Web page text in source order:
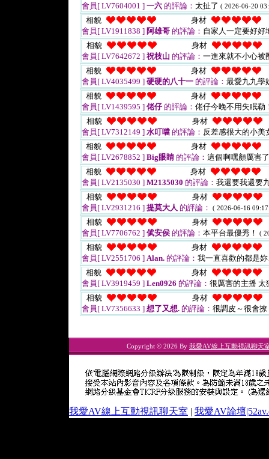
會員[ LV7604001 ] 一六 的評論： 太扯了 ( 2026-06-20
相貌
身材
會員[ LV1911838 ] 阿雄哥 的評論： 自家人一定要好
相貌
身材
會員[ LV7642672 ] 祝枝山 的評論： 一進來就不小心被
相貌
身材
會員[ LV4035499 ] 硬硬的八十一 的評論： 最愛九九學
相貌
身材
會員[ LV1439595 ] 佬仔的評論： 佬仔今晚不用失眠勒
相貌
身材
會員[ LV7312149 ] 水叮噹 的評論： 反差感很大的小美
相貌
身材
會員[ LV2678852 ] Big眼睛 的評論： 這個啊嘿顏厲害
相貌
身材
會員[ LV2135030 ] M2135030 的評論： 我還要我還要
相貌
身材
會員[ LV2931216 ] 提莫大人 的評論： ( 2026-06-16
相貌
身材
會員[ LV7706762 ] 倵安侯 的評論： 本平台最優秀！ (
相貌
身材
會員[ LV2551706 ] Alan. 的評論： 我一直喜歡的都是
相貌
身材
會員[ LV3919459 ] Len0926 的評論： 很厲害的主播
相貌
身材
會員[ LV7356633 ] 想了又想. 的評論： 很調皮～很會撩
Copyright © 2026 By 我愛AV線上互動視訊聊天
我愛AV線上互動視訊聊天室 | 我愛AV論壇